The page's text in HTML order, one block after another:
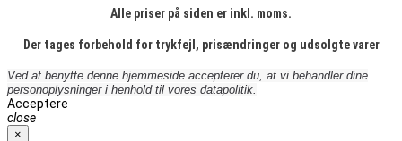
Alle priser på siden er inkl. moms.
Der tages forbehold for trykfejl, prisændringer og udsolgte varer
Ved at benytte denne hjemmeside accepterer du, at vi behandler dine
personoplysninger i henhold til vores datapolitik.
Acceptere
close
×